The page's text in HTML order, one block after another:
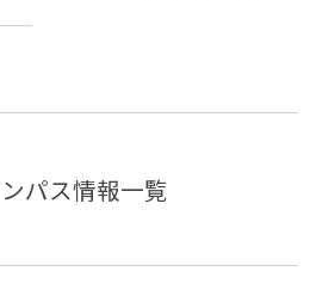
パス情報一覧